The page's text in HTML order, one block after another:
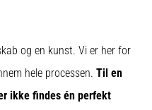
og en kunst. Vi er her for
hele processen. Til en
ikke findes én perfekt